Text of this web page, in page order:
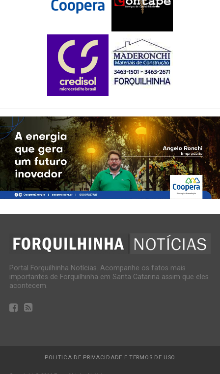
Portal Forquilhinha Notícias. Acompanhe os fatos mais
importantes de Forquilhinha em Santa Catarina assim que eles
acontecem.
POLITICA DE PRIVACIDADE E TERMOS DE USO